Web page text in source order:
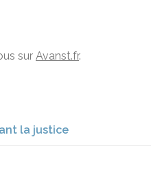
sur Avanst.fr.
la justice